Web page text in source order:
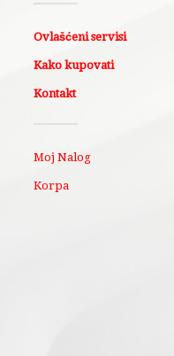
Ovlašćeni servisi
Kako kupovati
Kontakt
Moj Nalog
Korpa